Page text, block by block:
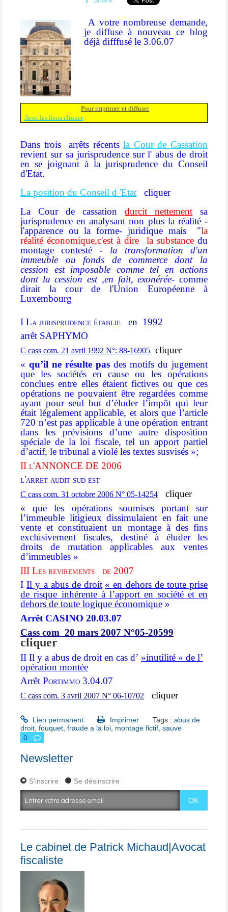
A votre nombreuse demande,
je diffuse à nouveau ce blog
déjà difffusé le 3.06.07
Pour imprimer et diffuser
Avec les liens cliquer
Dans trois arrêts récentsla Cour de Cassation
revient sur sa jurisprudence sur l' abus de droit
en se joignant à la jurisprudence du Conseil
d'Etat.
La position du Conseil d 'Etat cliquer
La Cour de cassation durcit nettement sa
jurisprudence en analysant non plus la réalité -
l'apparence ou la forme- juridique mais "la
réalité économique,c'est à dire la substancedu
montage contesté- la transformation d'un
immeuble ou fonds de commerce dont la
cession est imposable comme tel en actions
dont la cession est ,en fait, exonérée- comme
dirait la cour de l'Union Européenne à
Luxembourg
I La jurisprudence établie en 1992
arrêt SAPHYMO
C cass com. 21 avril 1992 N°: 88-16905 cliquer
« qu’il ne résulte pas des motifs du jugement
que les sociétés en cause ou les opérations
conclues entre elles étaient fictives ou que ces
opérations ne pouvaient être regardées comme
ayant pour seul but d’éluder l’impôt qui leur
était légalement applicable, et alors que l’article
720 n’est pas applicable à une opération entrant
dans les prévisions d’une autre disposition
spéciale de la loi fiscale, tel un apport partiel
d’actif, le tribunal a violé les textes susvisés »;
II l'ANNONCE DE 2006
l'arret audit sud est
C cass com. 31 octobre 2006 N° 05-14254
cliquer
« que les opérations soumises portant sur
l’immeuble litigieux dissimulaient en fait une
vente et constituaient un montage à des fins
exclusivement fiscales, destiné à éluder les
droits de mutation applicables aux ventes
d’immeubles »
III Les revirements
de 2007
IIl y a abus de droit «en dehors de toute prise
de risque inhérente à l’apport en société et en
dehors de toute logique économique »
Arrët CASINO 20.03.07
Cass com 20 mars 2007 N°05-20599
cliquer
II Il y a abus de droit en cas d’ »inutilité « de l’
opération montée
Arrêt Portimmo 3.04.07
C cass com. 3 avril 2007 N° 06-10702 cliquer
Lien permanent Imprimer Tags : abus de
droit fouquet fraude a la loi montage fictif sauve
0
Newsletter
S'inscrire Se désinscrire
Le cabinet de Patrick Michaud|Avocat
fiscaliste